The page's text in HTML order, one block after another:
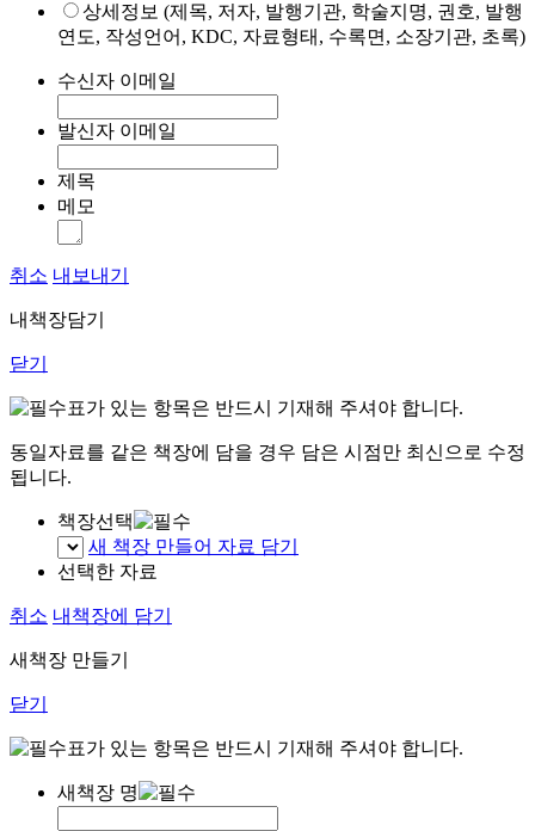
상세정보 (제목, 저자, 발행기관, 학술지명, 권호, 발행
연도, 작성언어, KDC, 자료형태, 수록면, 소장기관, 초록)
수신자 이메일
발신자 이메일
제목
메모
취소 내보내기
내책장담기
닫기
표가 있는 항목은 반드시 기재해 주셔야 합니다.
동일자료를 같은 책장에 담을 경우 담은 시점만 최신으로 수정
됩니다.
책장선택
새 책장 만들어 자료 담기
선택한 자료
취소 내책장에 담기
새책장 만들기
닫기
표가 있는 항목은 반드시 기재해 주셔야 합니다.
새책장 명